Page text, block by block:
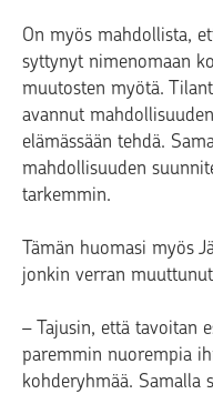
On myös mahdollista,
syttynyt nimenomaan
muutosten myötä.
avannut
elämässään tehdä.
mahdollisuuden
tarkemmin.
Tämän huomasi myös
jonkin verran
– Tajusin, että tavoitan
paremmin nuorempia
kohderyhmää. Samalla